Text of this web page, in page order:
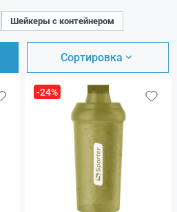
Шейкеры с контейнером
Сортировка
-24%